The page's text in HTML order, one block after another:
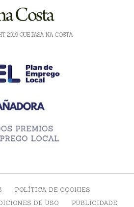
2019 QUE PASA NA COSTA
POLÍTICA DE COOKIES
DE USO
PUBLICIDADE